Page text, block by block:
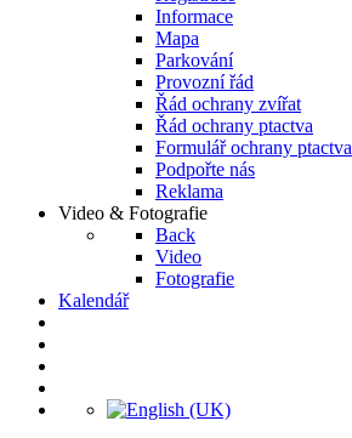
Informace
Mapa
Parkování
Provozní řád
Řád ochrany zvířat
Řád ochrany ptactva
Formulář ochrany ptactva
Podpořte nás
Reklama
Video & Fotografie
Back
Video
Fotografie
Kalendář